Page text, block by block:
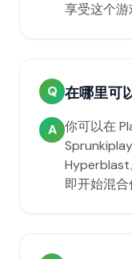
享受这个游
Q 在哪里可
A 你可以在
Hyperblast
即开始混合